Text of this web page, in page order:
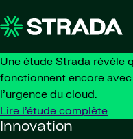
Une étude Strada révèle
fonctionnent encore
l’urgence du cloud.
Lire l’étude complète
Innovation